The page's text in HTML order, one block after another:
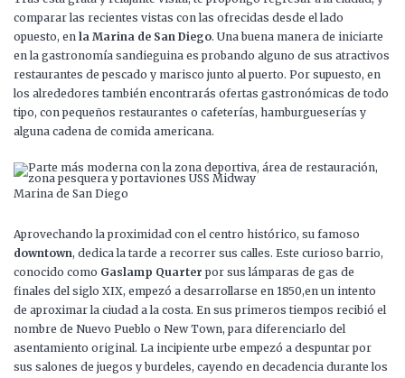
comparar las recientes vistas con las ofrecidas desde el lado
opuesto, en la Marina de San Diego. Una buena manera de iniciarte
en la gastronomía sandieguina es probando alguno de sus atractivos
restaurantes de pescado y marisco junto al puerto. Por supuesto, en
los alrededores también encontrarás ofertas gastronómicas de todo
tipo, con pequeños restaurantes o cafeterías, hamburgueserías y
alguna cadena de comida americana.
Marina de San Diego
Aprovechando la proximidad con el centro histórico, su famoso
downtown, dedica la tarde a recorrer sus calles. Este curioso barrio,
conocido como Gaslamp Quarter por sus lámparas de gas de
finales del siglo XIX, empezó a desarrollarse en 1850,en un intento
de aproximar la ciudad a la costa. En sus primeros tiempos recibió el
nombre de Nuevo Pueblo o New Town, para diferenciarlo del
asentamiento original. La incipiente urbe empezó a despuntar por
sus salones de juegos y burdeles, cayendo en decadencia durante los